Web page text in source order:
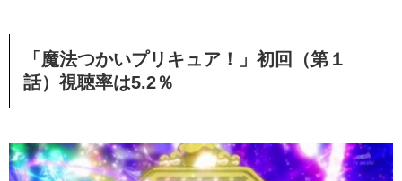
「魔法つかいプリキュア！」初回（第１
話）視聴率は5.2％